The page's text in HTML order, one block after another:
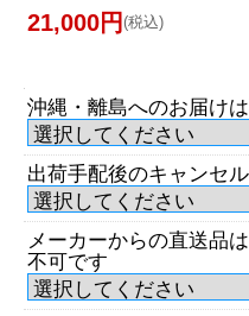
21,000円 (税込)
沖縄・離島へのお届け
出荷手配後のキャンセ
メーカーからの直送品
不可です